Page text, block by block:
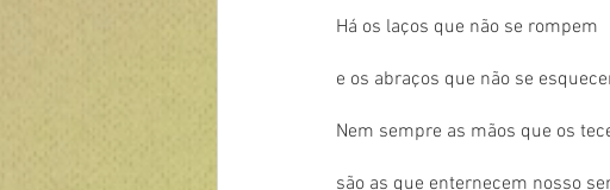
Há os laços que não se rompem
e os abraços que não se
Nem sempre as mãos que os
são as que enternecem nosso